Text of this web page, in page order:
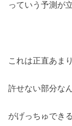
っていう予測が
これは正直あま
許せない部分な
がげっちゅでき